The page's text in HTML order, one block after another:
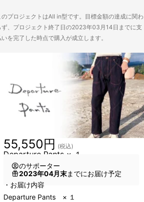
のプロジェクトはAll in型です。目標金額の達成に関わ
ず、プロジェクト終了日の2023年03月14日までに支
いを完了した時点で購入が成立します。
Departure Pants × １
55,550円 (税込)
のサポーター
2023年04月末までにお届け予定
・お届け内容
Departure Pants × １